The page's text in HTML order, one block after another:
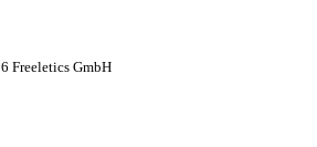
Freeletics GmbH